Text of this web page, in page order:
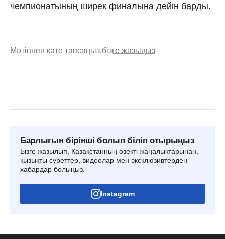
чемпионатының ширек финалына дейін барды.
Мәтіннен қате тапсаңыз,бізге жазыңыз
Барлығын бірінші болып біліп отырыңыз
Бізге жазылып, Қазақстанның өзекті жаңалықтарынан,
қызықты суреттер, видеолар мен эксклюзивтерден
хабардар болыңыз.
Instagram